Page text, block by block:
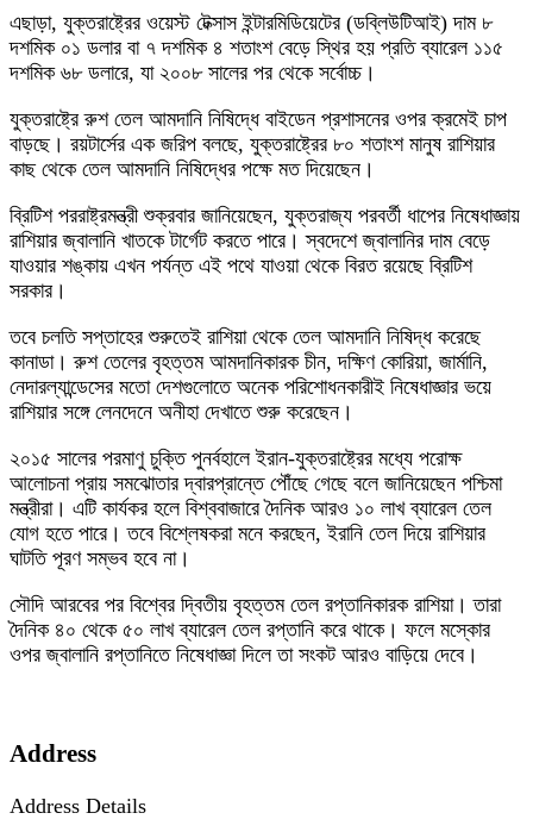
এছাড়া, যুক্তরাষ্ট্রের ওয়েস্ট টেক্সাস ইন্টারমিডিয়েটের (ডব্লিউটিআই) দাম ৮
দশমিক ০১ ডলার বা ৭ দশমিক ৪ শতাংশ বেড়ে স্থির হয় প্রতি ব্যারেল ১১৫
দশমিক ৬৮ ডলারে, যা ২০০৮ সালের পর থেকে সর্বোচ্চ।
যুক্তরাষ্ট্রে রুশ তেল আমদানি নিষিদ্ধে বাইডেন প্রশাসনের ওপর ক্রমেই চাপ
বাড়ছে। রয়টার্সের এক জরিপ বলছে, যুক্তরাষ্ট্রের ৮০ শতাংশ মানুষ রাশিয়ার
কাছ থেকে তেল আমদানি নিষিদ্ধের পক্ষে মত দিয়েছেন।
ব্রিটিশ পররাষ্ট্রমন্ত্রী শুক্রবার জানিয়েছেন, যুক্তরাজ্য পরবর্তী ধাপের নিষেধাজ্ঞায়
রাশিয়ার জ্বালানি খাতকে টার্গেট করতে পারে। স্বদেশে জ্বালানির দাম বেড়ে
যাওয়ার শঙ্কায় এখন পর্যন্ত এই পথে যাওয়া থেকে বিরত রয়েছে ব্রিটিশ
সরকার।
তবে চলতি সপ্তাহের শুরুতেই রাশিয়া থেকে তেল আমদানি নিষিদ্ধ করেছে
কানাডা। রুশ তেলের বৃহত্তম আমদানিকারক চীন, দক্ষিণ কোরিয়া, জার্মানি,
নেদারল্যান্ডেসের মতো দেশগুলোতে অনেক পরিশোধনকারীই নিষেধাজ্ঞার ভয়ে
রাশিয়ার সঙ্গে লেনদেনে অনীহা দেখাতে শুরু করেছেন।
২০১৫ সালের পরমাণু চুক্তি পুনর্বহালে ইরান-যুক্তরাষ্ট্রের মধ্যে পরোক্ষ
আলোচনা প্রায় সমঝোতার দ্বারপ্রান্তে পৌঁছে গেছে বলে জানিয়েছেন পশ্চিমা
মন্ত্রীরা। এটি কার্যকর হলে বিশ্ববাজারে দৈনিক আরও ১০ লাখ ব্যারেল তেল
যোগ হতে পারে। তবে বিশ্লেষকরা মনে করছেন, ইরানি তেল দিয়ে রাশিয়ার
ঘাটতি পূরণ সম্ভব হবে না।
সৌদি আরবের পর বিশ্বের দ্বিতীয় বৃহত্তম তেল রপ্তানিকারক রাশিয়া। তারা
দৈনিক ৪০ থেকে ৫০ লাখ ব্যারেল তেল রপ্তানি করে থাকে। ফলে মস্কোর
ওপর জ্বালানি রপ্তানিতে নিষেধাজ্ঞা দিলে তা সংকট আরও বাড়িয়ে দেবে।
Address
Address Details